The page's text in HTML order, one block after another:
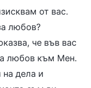
от вас.
любов?
че във вас
любов към Мен.
на дела и